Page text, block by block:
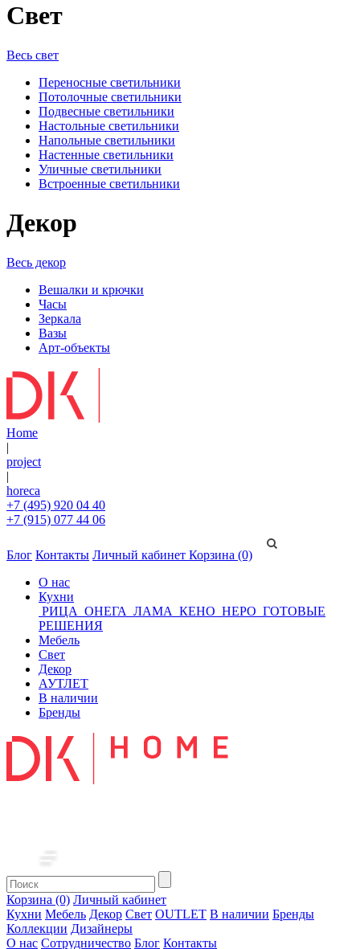
Свет
Весь свет
Переносные светильники
Потолочные светильники
Подвесные светильники
Настольные светильники
Напольные светильники
Настенные светильники
Уличные светильники
Встроенные светильники
Декор
Весь декор
Вешалки и крючки
Часы
Зеркала
Вазы
Арт-объекты
Home
|
project
|
horeca
+7 (495) 920 04 40
+7 (915) 077 44 06
Блог Контакты Личный кабинет Корзина (0)
О нас
Кухни
РИЦА ОНЕГА ЛАМА КЕНО НЕРО ГОТОВЫЕ
РЕШЕНИЯ
Мебель
Свет
Декор
АУТЛЕТ
В наличии
Бренды
Корзина (0) Личный кабинет
Кухни Мебель Декор Свет OUTLET В наличии Бренды
Коллекции Дизайнеры
О нас Сотрудничество Блог Контакты